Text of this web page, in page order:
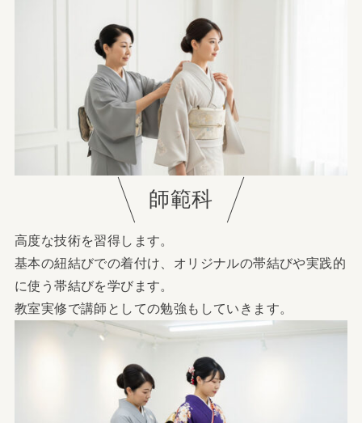
師範科
高度な技術を習得します。
基本の紐結びでの着付け、オリジナルの帯結びや実践的
に使う帯結びを学びます。
教室実修で講師としての勉強もしていきます。